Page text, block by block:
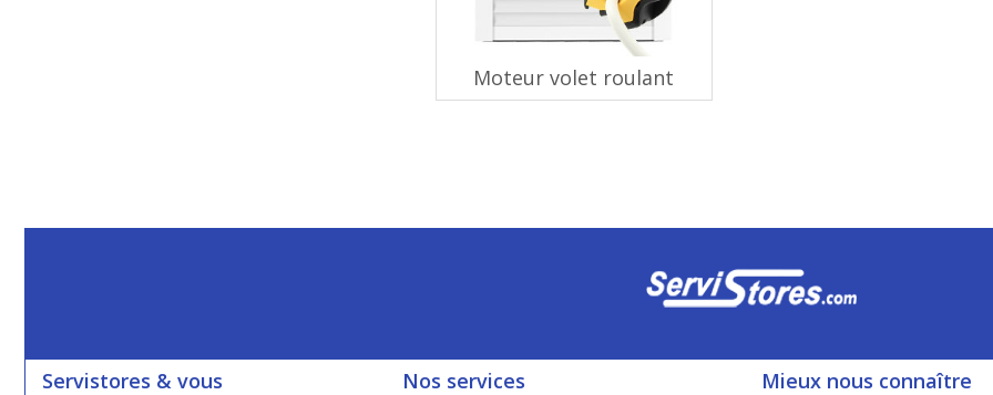
Moteur volet roulant
Servistores & vous Nos services Mieux nous connaître